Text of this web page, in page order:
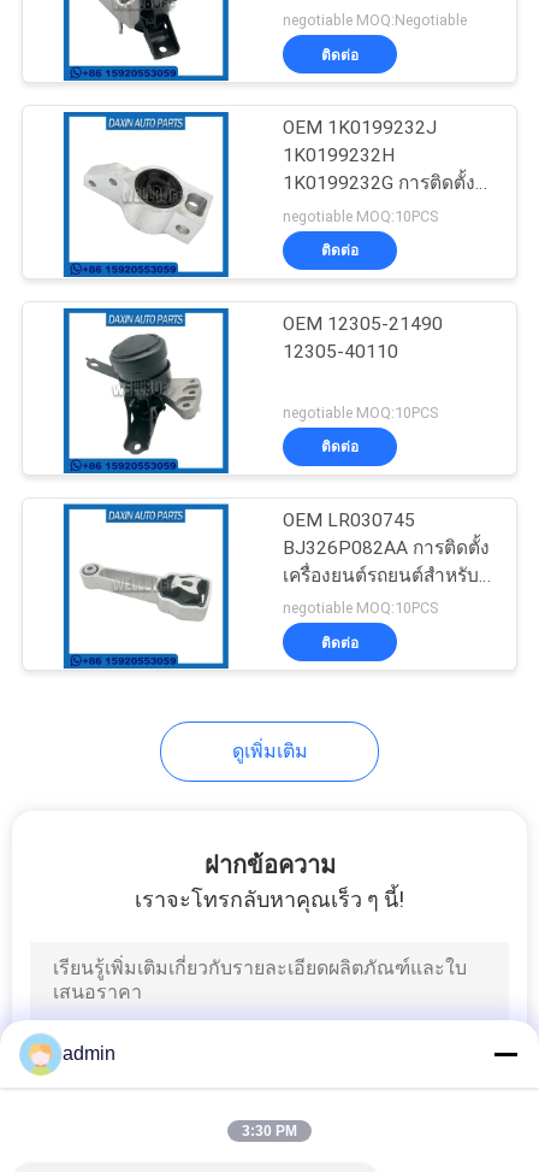
ลูกปืนล้อ
เครื่องปรับความตึง
สายพานอัตโนมัติ
รถยนต์
ชิ้นส่วนเซ็นเซอร์
รถยนต์
negotiable MOQ:Negotiable
ติดต่อ
OEM 1K0199232J
1K0199232H
1K0199232G การติดตั้ง
เครื่องยนต์รถยนต์สําหรับ
AUDI A3 (8P1) 1.2 TSI
negotiable MOQ:10PCS
ติดต่อ
OEM 12305-21490
12305-40110
negotiable MOQ:10PCS
ติดต่อ
OEM LR030745
BJ326P082AA การติดตั้ง
เครื่องยนต์รถยนต์สําหรับ
Land Rover Range Rover
EVOQUE
negotiable MOQ:10PCS
ติดต่อ
ดูเพิ่มเติม
ฝากข้อความ
เราจะโทรกลับหาคุณเร็ว ๆ นี้!
admin
3:30 PM